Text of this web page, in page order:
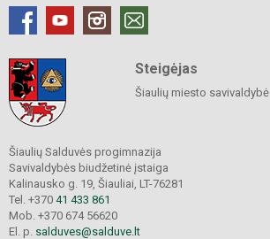
Steigėjas
Šiaulių miesto savivaldybė
Šiaulių Salduvės progimnazija
Savivaldybės biudžetinė įstaiga
Kalinausko g. 19, Šiauliai, LT-76281
Tel. +370 41 433 861
Mob. +370 674 56620
El. p. salduves@salduve.lt